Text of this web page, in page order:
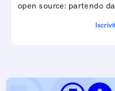
open source: partendo